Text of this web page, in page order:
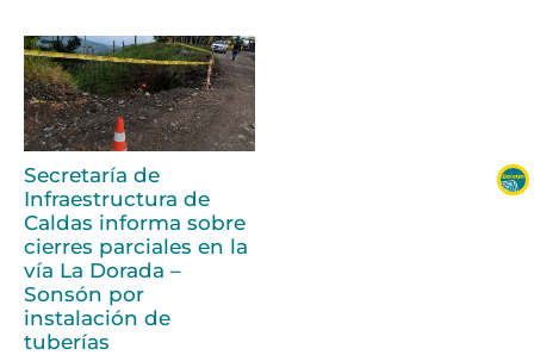
Secretaría de
Infraestructura de
Caldas informa sobre
cierres parciales en la
vía La Dorada –
Sonsón por
instalación de
tuberías